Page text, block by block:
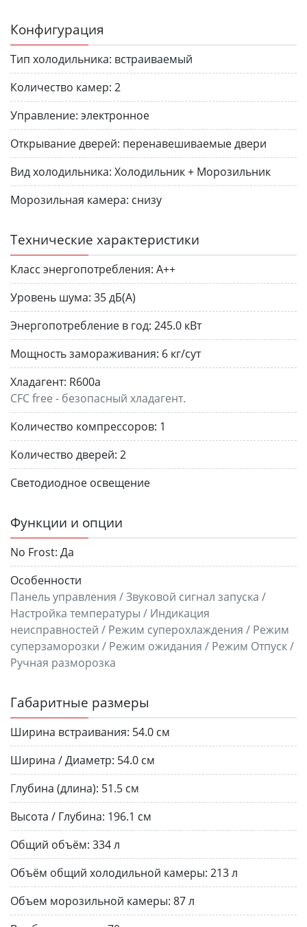
Конфигурация
Тип холодильника: встраиваемый
Количество камер: 2
Управление: электронное
Открывание дверей: перенавешиваемые двери
Вид холодильника: Холодильник + Морозильник
Морозильная камера: снизу
Технические характеристики
Класс энергопотребления: А++
Уровень шума: 35 дБ(А)
Энергопотребление в год: 245.0 кВт
Мощность замораживания: 6 кг/сут
Хлада­гент: R600a
CFC free - безопасный хладагент.
Коли­чес­тво ком­прес­со­ров: 1
Коли­чес­тво дверей: 2
Светодиодное освещение
Функции и опции
No Frost: Да
Особенности
Панель управления / Звуковой сигнал запуска /
Настройка температуры / Индикация
неисправностей / Режим суперохлаждения / Режим
суперзаморозки / Режим ожидания / Режим Отпуск /
Ручная разморозка
Габаритные размеры
Ширина встраивания: 54.0 см
Ширина / Диаметр: 54.0 см
Глубина (длина): 51.5 см
Высота / Глубина: 196.1 см
Общий объём: 334 л
Объём общий холодильной камеры: 213 л
Объем морозильной камеры: 87 л